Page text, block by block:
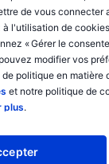
de vous connecter
l'utilisation de
« Gérer le
modifier vos
politique en matière
et notre politique de
plus.